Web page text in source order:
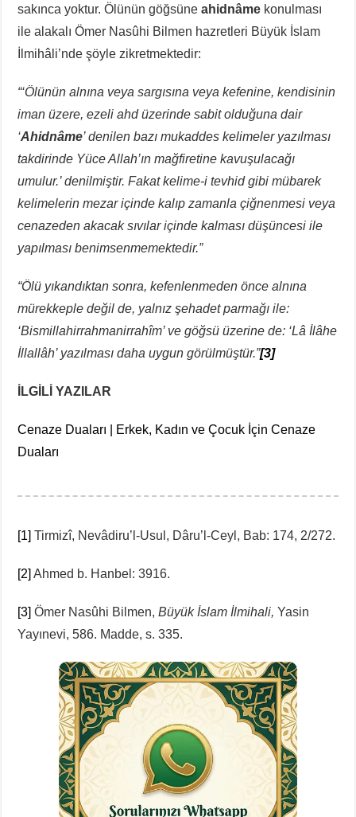
sakınca yoktur. Ölünün göğsüneahidnâme konulması
ile alakalı Ömer Nasûhi Bilmen hazretleri Büyük İslam
İlmihâli’nde şöyle zikretmektedir:
“‘Ölünün alnına veya sargısına veya kefenine, kendisinin
iman üzere, ezeli ahd üzerinde sabit olduğuna dair
‘Ahidnâme’ denilen bazı mukaddes kelimeler yazılması
takdirinde Yüce Allah’ın mağfiretine kavuşulacağı
umulur.’ denilmiştir. Fakat kelime-i tevhid gibi mübarek
kelimelerin mezar içinde kalıp zamanla çiğnenmesi veya
cenazeden akacak sıvılar içinde kalması düşüncesi ile
yapılması benimsenmemektedir.”
“Ölü yıkandıktan sonra, kefenlenmeden önce alnına
mürekkeple değil de, yalnız şehadet parmağı ile:
‘Bismillahirrahmanirrahîm’ ve göğsü üzerine de: ‘Lâ İlâhe
İllallâh’ yazılması daha uygun görülmüştür.”[3]
İLGİLİ YAZILAR
Cenaze Duaları | Erkek, Kadın ve Çocuk İçin Cenaze
Duaları
[1] Tirmizî, Nevâdiru’l-Usul, Dâru’l-Ceyl, Bab: 174, 2/272.
[2] Ahmed b. Hanbel: 3916.
[3] Ömer Nasûhi Bilmen,Büyük İslam İlmihali, Yasin
Yayınevi, 586. Madde, s. 335.